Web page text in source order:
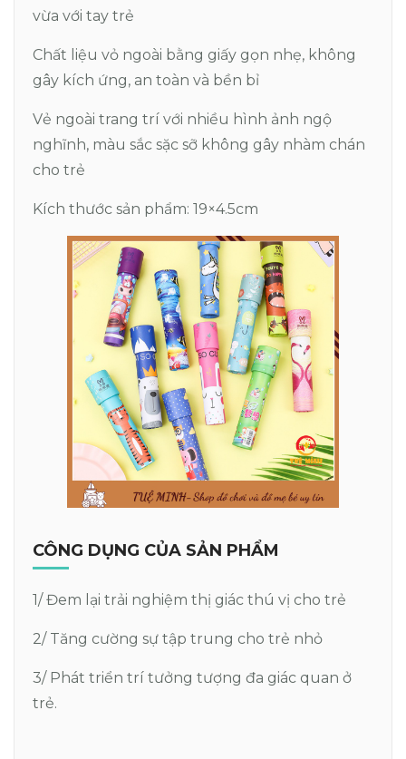
vừa với tay trẻ
Chất liệu vỏ ngoài bằng giấy gọn nhẹ, không
gây kích ứng, an toàn và bền bỉ
Vẻ ngoài trang trí với nhiều hình ảnh ngộ
nghĩnh, màu sắc sặc sỡ không gây nhàm chán
cho trẻ
Kích thước sản phẩm: 19×4.5cm
CÔNG DỤNG CỦA SẢN PHẨM
1/ Đem lại trải nghiệm thị giác thú vị cho trẻ
2/ Tăng cường sự tập trung cho trẻ nhỏ
3/ Phát triển trí tưởng tượng đa giác quan ở
trẻ.